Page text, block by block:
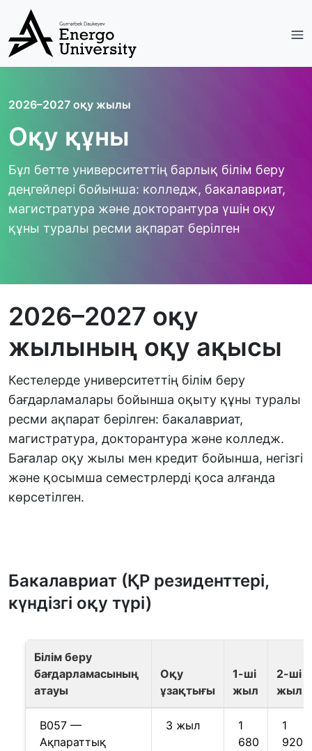
2026–2027 оқу жылы
Оқу құны
Бұл бетте университеттің барлық білім беру
деңгейлері бойынша: колледж, бакалавриат,
магистратура және докторантура үшін оқу
құны туралы ресми ақпарат берілген
2026–2027 оқу
жылының оқу ақысы
Кестелерде университеттің білім беру
бағдарламалары бойынша оқыту құны туралы
ресми ақпарат берілген: бакалавриат,
магистратура, докторантура және колледж.
Бағалар оқу жылы мен кредит бойынша, негізгі
және қосымша семестрлерді қоса алғанда
көрсетілген.
Бакалавриат (ҚР резиденттері,
күндізгі оқу түрі)
Білім беру
бағдарламасының
атауы
Оқу
ұзақтығы
1-ші
жыл
2-ші
жыл
B057 —
Ақпараттық
3 жыл
1
680
1
920